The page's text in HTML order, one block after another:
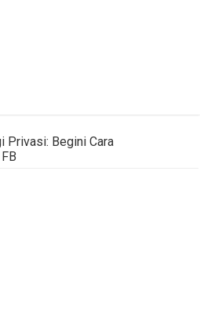
Privasi: Begini Cara